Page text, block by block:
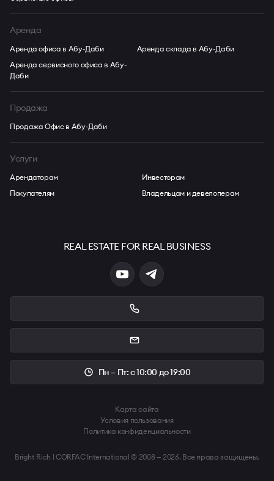
Аренда
Аренда офиса в Абу-Даби
Аренда сервисного офиса в Абу-
Даби
Аренда склада в Абу-Даби
Продажа
Продажа Офис в Абу-Даби
Услуги
Арендаторам
Покупателям
Инвесторам
Владельцам и девелоперам
REAL ESTATE FOR REAL BUSINESS
Пн – Пт: с 10:00 до 19:00
Bright Rich | CORFAC International © 2008 — 2026. Все права защищены.
Карта сайта
Условия пользования
Политика конфиденциальности